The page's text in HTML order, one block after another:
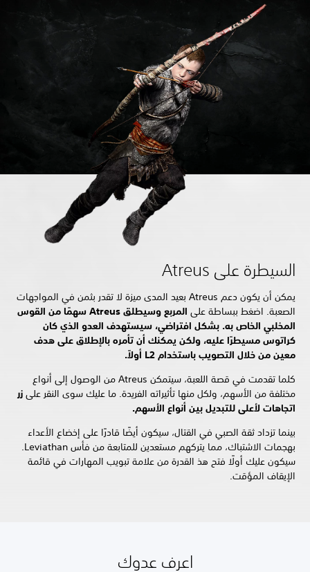
السيطرة على Atreus
يمكن أن يكون دعم Atreus بعيد المدى ميزة لا تقدر بثمن في المواجهات
الصعبة. اضغط ببساطة على
المربع وسيطلق Atreus سهمًا من القوس
المخلبي الخاص به. بشكل افتراضي، سيستهدف العدو الذي كان
كراتوس مسيطرًا عليه، ولكن يمكنك أن تأمره بالإطلاق على هدف
معين من خلال التصويب باستخدامL2 أولاً.
كلما تقدمت في قصة اللعبة، سيتمكن Atreus من الوصول إلى أنواع
مختلفة من الأسهم، ولكل منها تأثيراته الفريدة. ما عليك سوى النقر علىزر
اتجاهات لأعلى للتبديل بين أنواع الأسهم.
بينما تزداد ثقة الصبي في القتال، سيكون أيضًا قادرًا على إخضاع الأعداء
بهجمات الاشتباك، مما يتركهم مستعدين للمتابعة من فأس Leviathan.
سيكون عليك أولًا فتح هذ القدرة من علامة تبويب المهارات في قائمة
الإيقاف المؤقت.
اعرف عدوك